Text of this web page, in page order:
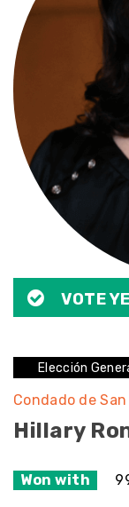
VOTE
Elección
Condado de
Hillary
Won with